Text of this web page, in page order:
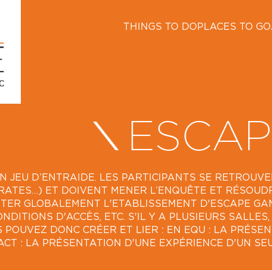
THINGS TO DOPLACES TO GO
JEU D’ENTRAIDE. LES PARTICIPANTS SE
ET DOIVENT MENER L’ENQUÊTE ET
GLOBALEMENT L'ETABLISSEMENT D'ESCAPE
D'ACCÈS, ETC. S'IL Y A PLUSIEURS
POUVEZ DONC CRÉER ET LIER : EN EQU : LA
: LA PRÉSENTATION D'UNE EXPÉRIENCE D'UN